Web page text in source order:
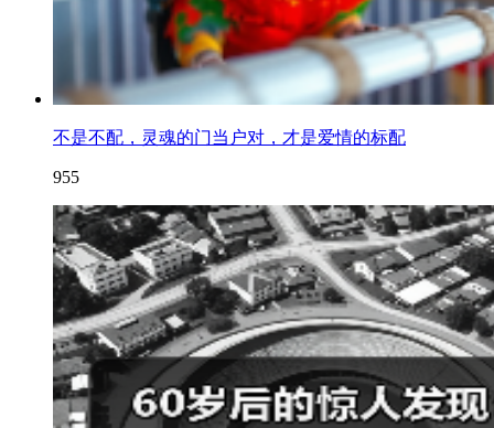
不是不配，灵魂的门当户对，才是爱情的标配
955